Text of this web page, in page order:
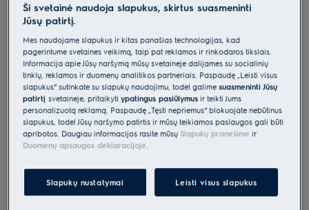
EMS4253TEX
Montuojama mikrobangų krosnelė
600 serija „Grill“
4.9 (3505)
Pagrindiniai privalumai
Pagaminkite gardžių patiekalų 600 serijos mikrobangų krosnelėje „Grill
Microwave“.
Mikrobangų krosnelė su griliu viename integruojamajame buitiniame
prietaise.
Mūsų mikrobangų funkcija suteikia galimybę ruošti, pašildyti arba
atšildyti maistą.
Ši svetainė naudoja slapukus, skirtus suasmeninti
Jūsų patirtį.
Mes naudojame slapukus ir kitas panašias technologijas, kad
pagerintume svetainės veikimą, taip pat reklamos ir rinkodaros tikslais.
Informacija apie Jūsų naršymą mūsų svetainėje dalijamės su socialinių
tinklų, reklamos ir duomenų analitikos partneriais. Paspaudę „Leisti visus
slapukus“ sutinkate su slapukų naudojimu, todėl galimesuasmeninti Jūsų
patirtįsvetainėje, pritaikytiypatingus pasiūlymus ir teikti Jums
personalizuotą reklamą. Paspaudę „Tęsti nepriėmus“ blokuojate nebūtinus
slapukus, todėl Jūsų naršymo patirtis ir mūsų teikiamos paslaugos gali būti
apribotos. Daugiau informacijos rasite mūsų Slapukų pranešime ir
Duomenų apsaugos deklaracijoje.
Slapukų nustatymai Leisti visus slapukus